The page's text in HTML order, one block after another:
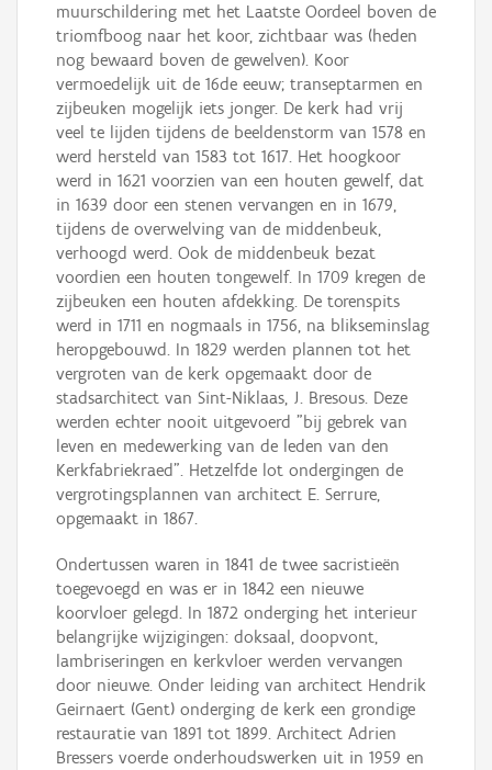
muurschildering met het Laatste Oordeel boven de
triomfboog naar het koor, zichtbaar was (heden
nog bewaard boven de gewelven). Koor
vermoedelijk uit de 16de eeuw; transeptarmen en
zijbeuken mogelijk iets jonger. De kerk had vrij
veel te lijden tijdens de beeldenstorm van 1578 en
werd hersteld van 1583 tot 1617. Het hoogkoor
werd in 1621 voorzien van een houten gewelf, dat
in 1639 door een stenen vervangen en in 1679,
tijdens de overwelving van de middenbeuk,
verhoogd werd. Ook de middenbeuk bezat
voordien een houten tongewelf. In 1709 kregen de
zijbeuken een houten afdekking. De torenspits
werd in 1711 en nogmaals in 1756, na blikseminslag
heropgebouwd. In 1829 werden plannen tot het
vergroten van de kerk opgemaakt door de
stadsarchitect van Sint-Niklaas, J. Bresous. Deze
werden echter nooit uitgevoerd "bij gebrek van
leven en medewerking van de leden van den
Kerkfabriekraed". Hetzelfde lot ondergingen de
vergrotingsplannen van architect E. Serrure,
opgemaakt in 1867.
Ondertussen waren in 1841 de twee sacristieën
toegevoegd en was er in 1842 een nieuwe
koorvloer gelegd. In 1872 onderging het interieur
belangrijke wijzigingen: doksaal, doopvont,
lambriseringen en kerkvloer werden vervangen
door nieuwe. Onder leiding van architect Hendrik
Geirnaert (Gent) onderging de kerk een grondige
restauratie van 1891 tot 1899. Architect Adrien
Bressers voerde onderhoudswerken uit in 1959 en